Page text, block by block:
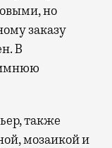
но
заказу
В
также
мозаикой и